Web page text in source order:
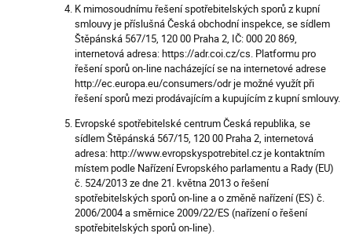
K mimosoudnímu řešení spotřebitelských sporů z kupní
smlouvy je příslušná Česká obchodní inspekce, se sídlem
Štěpánská 567/15, 120 00 Praha 2, IČ: 000 20 869,
internetová adresa: https://adr.coi.cz/cs. Platformu pro
řešení sporů on-line nacházející se na internetové adrese
http://ec.europa.eu/consumers/odr je možné využít při
řešení sporů mezi prodávajícím a kupujícím z kupní smlouvy.
Evropské spotřebitelské centrum Česká republika, se
sídlem Štěpánská 567/15, 120 00 Praha 2, internetová
adresa: http://www.evropskyspotrebitel.cz je kontaktním
místem podle Nařízení Evropského parlamentu a Rady (EU)
č. 524/2013 ze dne 21. května 2013 o řešení
spotřebitelských sporů on-line a o změně nařízení (ES) č.
2006/2004 a směrnice 2009/22/ES (nařízení o řešení
spotřebitelských sporů on-line).